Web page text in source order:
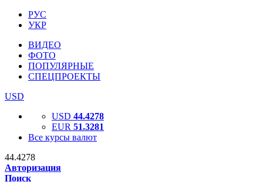
РУС
УКР
ВИДЕО
ФОТО
ПОПУЛЯРНЫЕ
СПЕЦПРОЕКТЫ
USD
USD 44.4278
EUR 51.3281
Все курсы валют
44.4278
Авторизация
Поиск